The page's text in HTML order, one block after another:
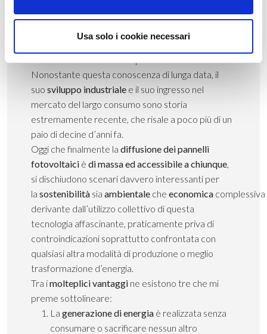
Usa solo i cookie necessari
poi veramente compreso solo un secolo dopo,
Nonostante questa conoscenza di lunga data, il
suo sviluppo industriale e il suo ingresso nel
mercato del largo consumo sono storia
estremamente recente, che risale a poco più di un
paio di decine d’anni fa.
Oggi che finalmente la diffusione dei pannelli
fotovoltaici è di massa ed accessibile a chiunque
si dischiudono scenari davvero interessanti per
la sostenibilità sia ambientale che economica complessiva
derivante dall’utilizzo collettivo di questa
tecnologia affascinante, praticamente priva di
controindicazioni soprattutto confrontata con
qualsiasi altra modalità di produzione o meglio
trasformazione d’energia.
Tra imolteplici vantaggi ne esistono tre che mi
preme sottolineare:
La generazionedi energia è realizzata senza
consumare o sacrificare nessun altro